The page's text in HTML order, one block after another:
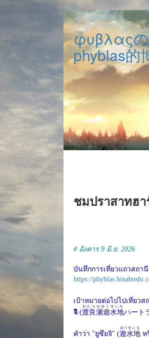
φυβλας
phyblas的
ชมปราสาทฮ
# อังคาร 9 มิ.ย. 2026
บันทึกการเที่ยวแถวสถา
https://
เป้าหมายต่อไปไปเที่ยวส
จิ (渡良瀬遊水地
わたらせゆうすいち
ハート
คำว่า "ยูซึยจิ"​ (遊水地
ゆうすいち
ห